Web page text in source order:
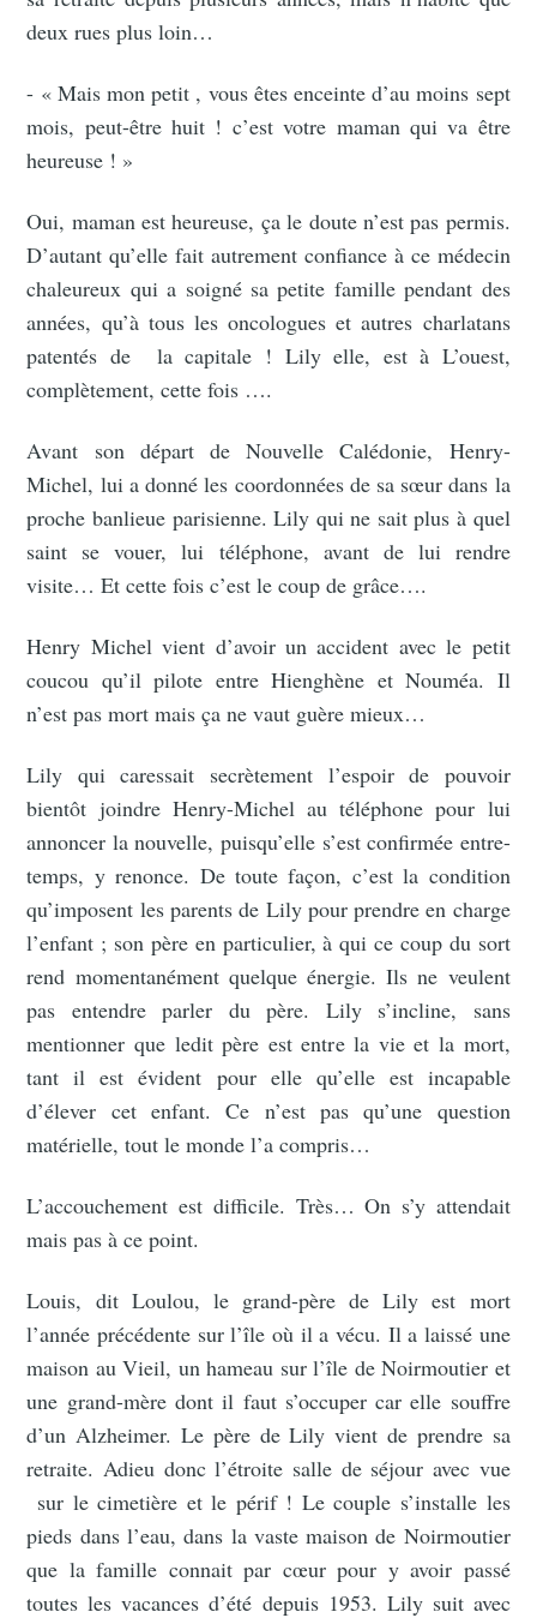
deux rues plus loin…
- « Mais mon petit , vous êtes enceinte d’au moins sept
mois, peut-être huit ! c’est votre maman qui va être
heureuse ! »
Oui, maman est heureuse, ça le doute n’est pas permis.
D’autant qu’elle fait autrement confiance à ce médecin
chaleureux qui a soigné sa petite famille pendant des
années, qu’à tous les oncologues et autres charlatans
patentés de la capitale ! Lily elle, est à L’ouest,
complètement, cette fois ….
Avant son départ de Nouvelle Calédonie, Henry-
Michel, lui a donné les coordonnées de sa sœur dans la
proche banlieue parisienne. Lily qui ne sait plus à quel
saint se vouer, lui téléphone, avant de lui rendre
visite… Et cette fois c’est le coup de grâce….
Henry Michel vient d’avoir un accident avec le petit
coucou qu’il pilote entre Hienghène et Nouméa. Il
n’est pas mort mais ça ne vaut guère mieux…
Lily qui caressait secrètement l’espoir de pouvoir
bientôt joindre Henry-Michel au téléphone pour lui
annoncer la nouvelle, puisqu’elle s’est confirmée entre-
temps, y renonce. De toute façon, c’est la condition
qu’imposent les parents de Lily pour prendre en charge
l’enfant ; son père en particulier, à qui ce coup du sort
rend momentanément quelque énergie. Ils ne veulent
pas entendre parler du père. Lily s’incline, sans
mentionner que ledit père est entre la vie et la mort,
tant il est évident pour elle qu’elle est incapable
d’élever cet enfant. Ce n’est pas qu’une question
matérielle, tout le monde l’a compris…
L’accouchement est difficile. Très… On s’y attendait
mais pas à ce point.
Louis, dit Loulou, le grand-père de Lily est mort
l’année précédente sur l’île où il a vécu. Il a laissé une
maison au Vieil, un hameau sur l’île de Noirmoutier et
une grand-mère dont il faut s’occuper car elle souffre
d’un Alzheimer. Le père de Lily vient de prendre sa
retraite. Adieu donc l’étroite salle de séjour avec vue
sur le cimetière et le périf ! Le couple s’installe les
pieds dans l’eau, dans la vaste maison de Noirmoutier
que la famille connait par cœur pour y avoir passé
toutes les vacances d’été depuis 1953. Lily suit avec